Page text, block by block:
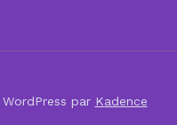
par Kadence